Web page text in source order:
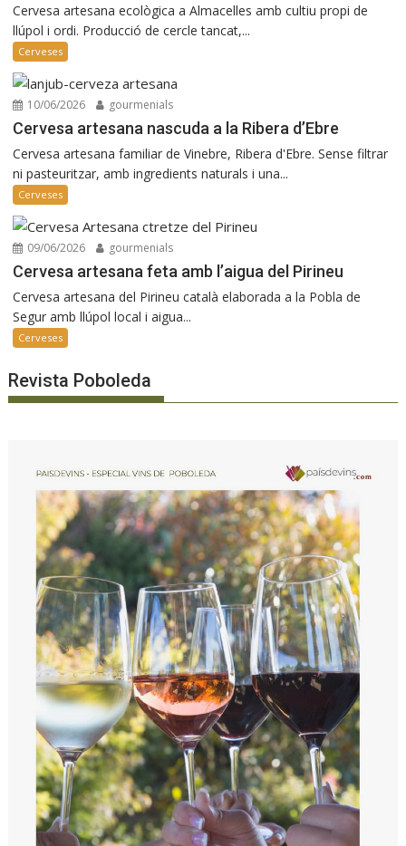
Cervesa artesana ecològica a Almacelles amb cultiu propi de
llúpol i ordi. Producció de cercle tancat,...
Cerveses
10/06/2026 gourmenials
Cervesa artesana nascuda a la Ribera d’Ebre
Cervesa artesana familiar de Vinebre, Ribera d'Ebre. Sense filtrar
ni pasteuritzar, amb ingredients naturals i una...
Cerveses
09/06/2026 gourmenials
Cervesa artesana feta amb l’aigua del Pirineu
Cervesa artesana del Pirineu català elaborada a la Pobla de
Segur amb llúpol local i aigua...
Cerveses
Revista Poboleda